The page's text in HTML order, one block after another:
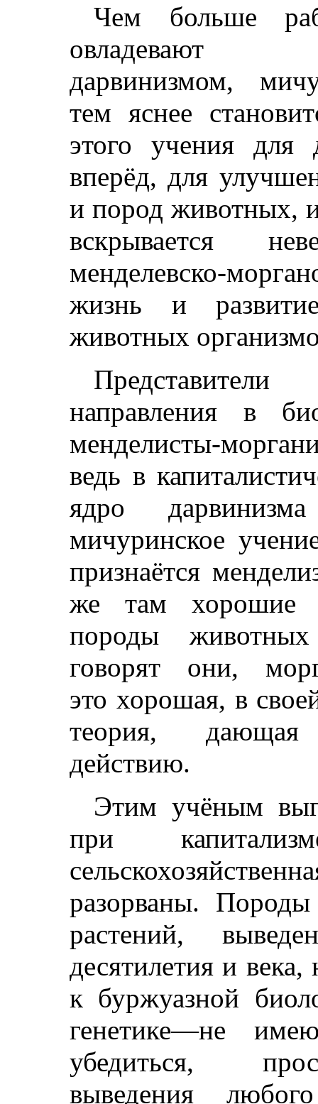
Чем больше
овладевают
дарвинизмом,
тем яснее
этого учения для
вперёд, для
и пород животных,
вскрывается
менделевско-
жизнь и
животных
Представители
направления в
менделисты-
ведь в
ядро
мичуринское
признаётся
же там хорошие
породы
говорят они,
это хорошая, в
теория,
действию.
Этим учёным
при
разорваны.
растений,
десятилетия и
к буржуазной
генетике—не
убедиться,
выведения